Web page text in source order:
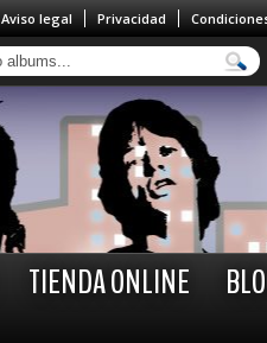
Aviso legal Privacidad
TIENDA ONLINE